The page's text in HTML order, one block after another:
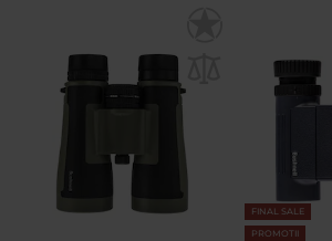
FINAL SALE
PROMOTII